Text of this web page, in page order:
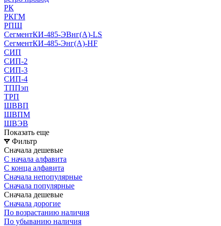
РК
РКГМ
РПШ
СегментКИ-485-ЭВнг(А)-LS
СегментКИ-485-Энг(А)-HF
СИП
СИП-2
СИП-3
СИП-4
ТППэп
ТРП
ШВВП
ШВПМ
ШВЭВ
Показать еще
Фильтр
Сначала дешевые
С начала алфавита
С конца алфавита
Сначала непопулярные
Сначала популярные
Сначала дешевые
Сначала дорогие
По возрастанию наличия
По убыванию наличия